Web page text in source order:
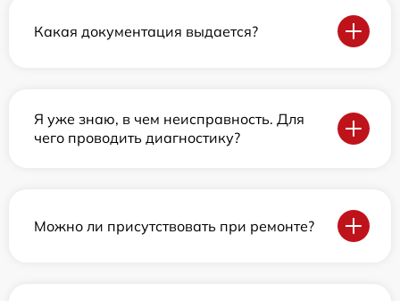
Какая документация выдается?
Я уже знаю, в чем неисправность. Для
чего проводить диагностику?
Можно ли присутствовать при ремонте?